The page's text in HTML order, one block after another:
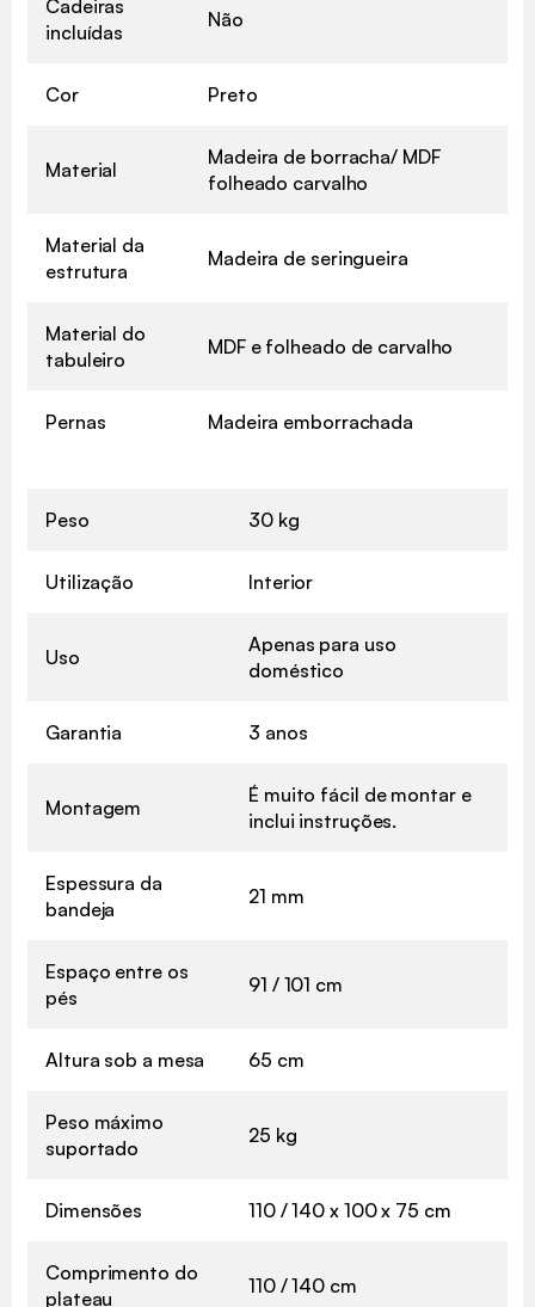
Cadeiras
incluídas
Não
Cor Preto
Material
Madeira de borracha/ MDF
folheado carvalho
Material da
estrutura
Madeira de seringueira
Material do
tabuleiro
MDF e folheado de carvalho
Pernas Madeira emborrachada
Peso 30 kg
Utilização Interior
Uso
Apenas para uso
doméstico
Garantia 3 anos
Montagem
É muito fácil de montar e
inclui instruções.
Espessura da
bandeja
21 mm
Espaço entre os
pés
91 / 101 cm
Altura sob a mesa 65 cm
Peso máximo
suportado
25 kg
Dimensões 110 / 140 x 100 x 75 cm
Comprimento do
plateau
110 / 140 cm